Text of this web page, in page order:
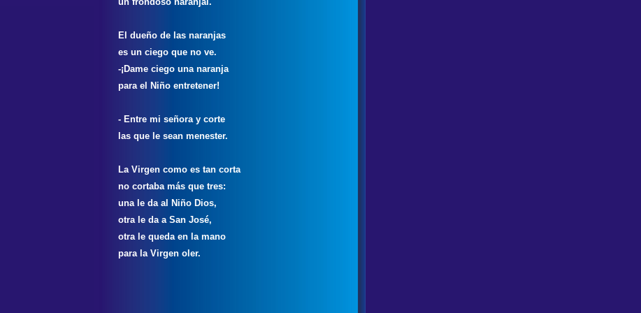
El dueño de las naranjas
es un ciego que no ve.
-¡Dame ciego una naranja
para el Niño entretener!
- Entre mi señora y corte
las que le sean menester.
La Virgen como es tan corta
no cortaba más que tres:
una le da al Niño Dios,
otra le da a San José,
otra le queda en la mano
para la Virgen oler.